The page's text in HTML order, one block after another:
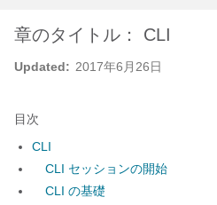
Updated: 2017年6月26日
章のタイトル： CLI
目次
CLI
CLI セッションの開始
CLI の基礎